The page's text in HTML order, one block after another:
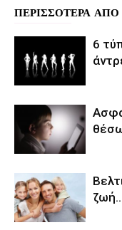
ΠΕΡΙΣΣΟΤΕΡΑ
6